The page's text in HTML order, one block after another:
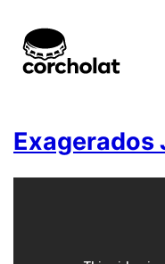
Exagerados